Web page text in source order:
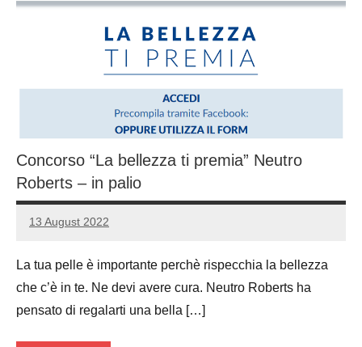
Concorso “La bellezza ti premia” Neutro
Roberts – in palio
13 August 2022
Luca
No
La tua pelle è importante perchè rispecchia la bellezza
che c’è in te. Ne devi avere cura. Neutro Roberts ha
pensato di regalarti una bella […]